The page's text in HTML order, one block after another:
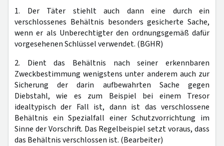
1. Der Täter stiehlt auch dann eine durch ein
verschlossenes Behältnis besonders gesicherte Sache,
wenn er als Unberechtigter den ordnungsgemäß dafür
vorgesehenen Schlüssel verwendet. (BGHR)
2. Dient das Behältnis nach seiner erkennbaren
Zweckbestimmung wenigstens unter anderem auch zur
Sicherung der darin aufbewahrten Sache gegen
Diebstahl, wie es zum Beispiel bei einem Tresor
idealtypisch der Fall ist, dann ist das verschlossene
Behältnis ein Spezialfall einer Schutzvorrichtung im
Sinne der Vorschrift. Das Regelbeispiel setzt voraus, dass
das Behältnis verschlossen ist. (Bearbeiter)